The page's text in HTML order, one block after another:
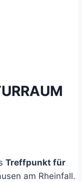
Treffpunkt für
am Rheinfall.